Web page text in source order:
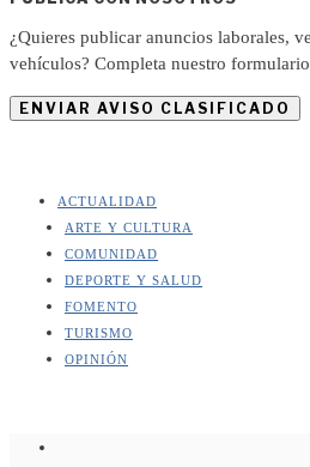
¿Quieres publicar anuncios laborales,
vehículos? Completa nuestro
ENVIAR AVISO CLASIFICADO
ACTUALIDAD
ARTE Y CULTURA
COMUNIDAD
DEPORTE Y SALUD
FOMENTO
TURISMO
OPINIÓN